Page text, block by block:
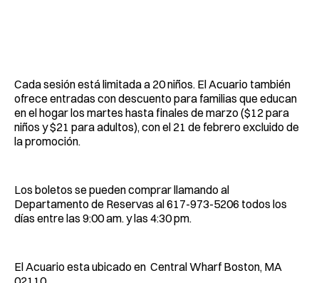
Cada sesión está limitada a 20 niños. El Acuario también
ofrece entradas con descuento para familias que educan
en el hogar los martes hasta finales de marzo ($12 para
niños y $21 para adultos), con el 21 de febrero excluido de
la promoción.
Los boletos se pueden comprar llamando al
Departamento de Reservas al 617-973-5206 todos los
días entre las 9:00 am. y las 4:30 pm.
El Acuario esta ubicado en Central Wharf Boston, MA